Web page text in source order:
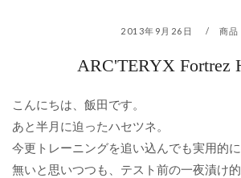
2013年9月26日 商品
ARC'TERYX Fortrez
こんにちは、飯田です。
あと半月に迫ったハセツネ。
今更トレーニングを追い込んでも実用的
無いと思いつつも、テスト前の一夜漬け